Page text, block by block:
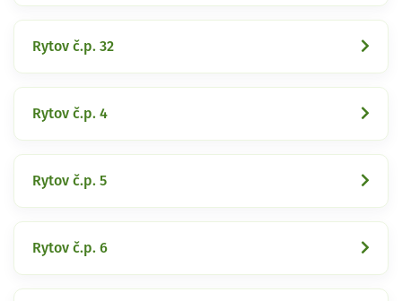
Rytov č.p. 32
Rytov č.p. 4
Rytov č.p. 5
Rytov č.p. 6